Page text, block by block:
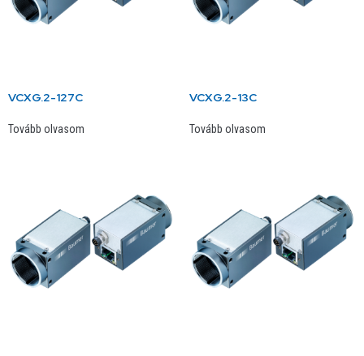
VCXG.2-127C
Tovább olvasom
VCXG.2-13C
Tovább olvasom